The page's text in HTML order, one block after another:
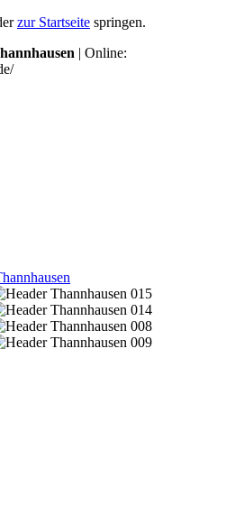
zur Startseite springen.
| Online: